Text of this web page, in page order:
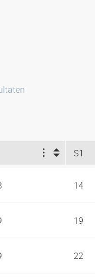
S1
14
19
22